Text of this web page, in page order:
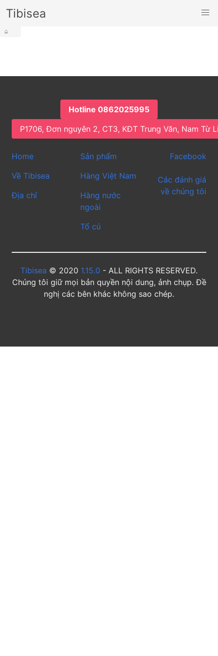
Tibisea
⌂
Hotline 0862025995
P1706, Đơn nguyên 2, CT3, KĐT Trung Văn, Nam Từ
Home
Về Tibisea
Địa chỉ
Sản phẩm
Hàng Việt Nam
Hàng nước
ngoài
Tổ cú
Facebook
Các đánh giá
về chúng tôi
Tibisea © 2020 1.15.0 - ALL RIGHTS RESERVED.
Chúng tôi giữ mọi bản quyền nội dung, ảnh chụp. Đề
nghị các bên khác không sao chép.